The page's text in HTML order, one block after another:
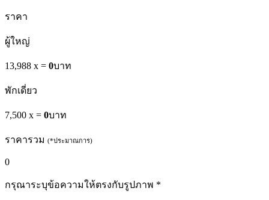
ราคา
ผู้ใหญ่
13,988 x = 0บาท
พักเดี่ยว
7,500 x = 0บาท
ราคารวม (*ประมาณการ)
0
กรุณาระบุข้อความให้ตรงกับรูปภาพ *